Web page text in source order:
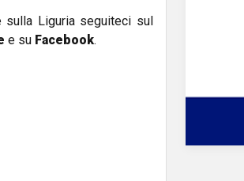
Liguria seguiteci sul
e su Facebook.